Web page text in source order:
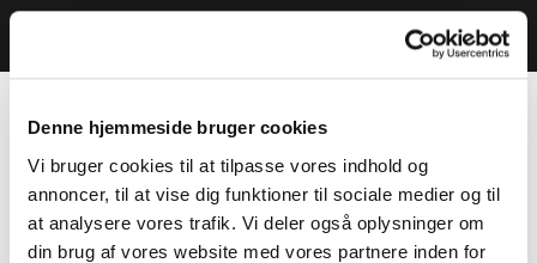
Denne hjemmeside bruger cookies
Vi bruger cookies til at tilpasse vores indhold og
annoncer, til at vise dig funktioner til sociale medier og til
at analysere vores trafik. Vi deler også oplysninger om
din brug af vores website med vores partnere inden for